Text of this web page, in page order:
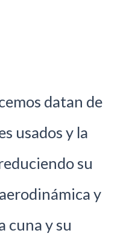
datan de
usados y la
su
y
cuna y su